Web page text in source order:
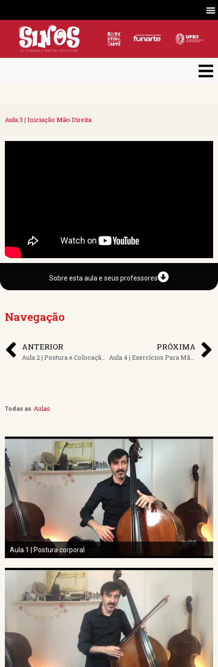
Aula 3 | Iniciação Mão Direita
Sobre esta aula e seus professores
Navegação
ANTERIOR PRÓXIMA
Todas as Aulas
Aula 1 | Postura corporal